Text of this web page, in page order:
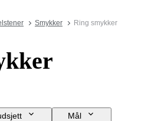
Smykker Ring smykker
Mål